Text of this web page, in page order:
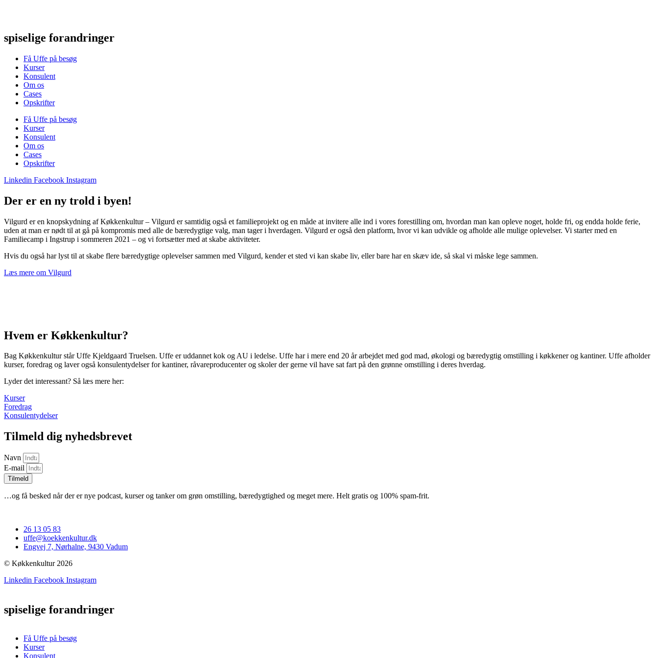
spiselige forandringer
Få Uffe på besøg
Kurser
Konsulent
Om os
Cases
Opskrifter
Få Uffe på besøg
Kurser
Konsulent
Om os
Cases
Opskrifter
Linkedin Facebook Instagram
Der er en ny trold i byen!
Vilgurd er en knopskydning af Køkkenkultur – Vilgurd er samtidig også et familieprojekt og en måde at invitere alle ind i vores forestilling om, hvordan man kan opleve noget, holde fri, og endda holde ferie,
uden at man er nødt til at gå på kompromis med alle de bæredygtige valg, man tager i hverdagen. Vilgurd er også den platform, hvor vi kan udvikle og afholde alle mulige oplevelser. Vi starter med en
Familiecamp i Ingstrup i sommeren 2021 – og vi fortsætter med at skabe aktiviteter.
Hvis du også har lyst til at skabe flere bæredygtige oplevelser sammen med Vilgurd, kender et sted vi kan skabe liv, eller bare har en skæv ide, så skal vi måske lege sammen.
Læs mere om Vilgurd
Hvem er Køkkenkultur?
Bag Køkkenkultur står Uffe Kjeldgaard Truelsen. Uffe er uddannet kok og AU i ledelse. Uffe har i mere end 20 år arbejdet med god mad, økologi og bæredygtig omstilling i køkkener og kantiner. Uffe afholder
kurser, foredrag og laver også konsulentydelser for kantiner, råvareproducenter og skoler der gerne vil have sat fart på den grønne omstilling i deres hverdag.
Lyder det interessant? Så læs mere her:
Kurser
Foredrag
Konsulentydelser
Tilmeld dig nyhedsbrevet
Navn
E-mail
Tilmeld
…og få besked når der er nye podcast, kurser og tanker om grøn omstilling, bæredygtighed og meget mere. Helt gratis og 100% spam-frit.
26 13 05 83
uffe@koekkenkultur.dk
Engvej 7, Nørhalne, 9430 Vadum
© Køkkenkultur 2026
Linkedin Facebook Instagram
spiselige forandringer
Få Uffe på besøg
Kurser
Konsulent